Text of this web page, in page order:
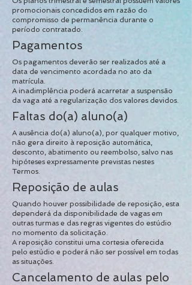
promocionais concedidos em razão do
compromisso de permanência durante o
período contratado.
Pagamentos
Os pagamentos deverão ser realizados até a
data de vencimento acordada no ato da
matrícula.
A inadimplência poderá acarretar a suspensão
da vaga até a regularização dos valores devidos.
Faltas do(a) aluno(a)
A ausência do(a) aluno(a), por qualquer motivo,
não gera direito à reposição automática,
desconto, abatimento ou reembolso, salvo nas
hipóteses expressamente previstas nestes
Termos.
Reposição de aulas
Quando houver possibilidade de reposição, esta
dependerá da disponibilidade de vagas em
outras turmas e das regras vigentes do estúdio
no momento da solicitação.
A reposição constitui uma cortesia oferecida
pelo estúdio e poderá não ser possível em todas
as situações.
Cancelamento de aulas pelo